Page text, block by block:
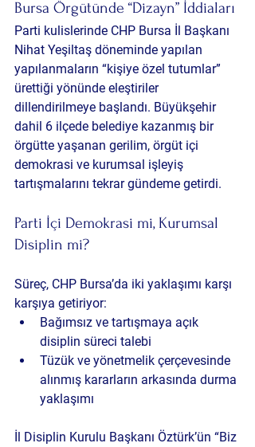
Bursa Örgütünde “Dizayn” İddiaları
Parti kulislerinde CHP Bursa İl Başkanı
Nihat Yeşiltaş döneminde yapılan
yapılanmaların “kişiye özel tutumlar”
ürettiği yönünde eleştiriler
dillendirilmeye başlandı. Büyükşehir
dahil 6 ilçede belediye kazanmış bir
örgütte yaşanan gerilim, örgüt içi
demokrasi ve kurumsal işleyiş
tartışmalarını tekrar gündeme getirdi.
Parti İçi Demokrasi mi, Kurumsal
Disiplin mi?
Süreç, CHP Bursa’da iki yaklaşımı karşı
karşıya getiriyor:
Bağımsız ve tartışmaya açık
disiplin süreci talebi
Tüzük ve yönetmelik çerçevesinde
alınmış kararların arkasında durma
yaklaşımı
İl Disiplin Kurulu Başkanı Öztürk’ün “Biz